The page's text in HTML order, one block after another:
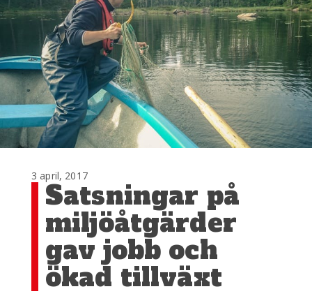
3 april, 2017
Satsningar på
miljöåtgärder
gav jobb och
ökad tillväxt